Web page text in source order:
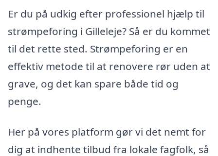
Er du på udkig efter professionel hjælp til
strømpeforing i Gilleleje? Så er du kommet
til det rette sted. Strømpeforing er en
effektiv metode til at renovere rør uden at
grave, og det kan spare både tid og
penge.
Her på vores platform gør vi det nemt for
dig at indhente tilbud fra lokale fagfolk, så